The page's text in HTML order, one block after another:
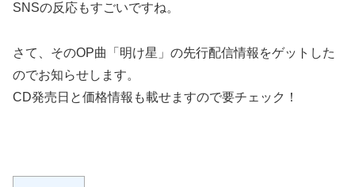
SNSの反応もすごいですね。
さて、そのOP曲「明け星」の先行配信情報をゲットした
のでお知らせします。
CD発売日と価格情報も載せますので要チェック！